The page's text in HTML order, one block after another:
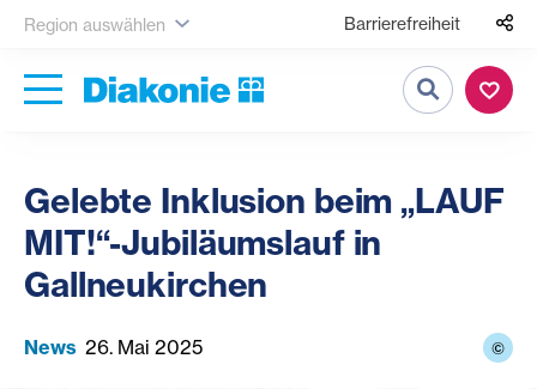
Region auswählen Barrierefreiheit
Suche
Gelebte Inklusion beim „LAUF
MIT!“-Jubiläumslauf in
Gallneukirchen
News 26. Mai 2025 ©